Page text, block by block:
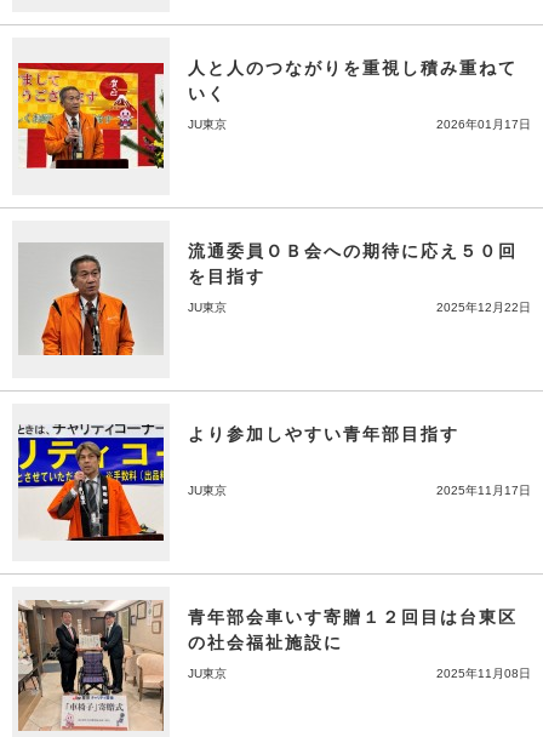
人と人のつながりを重視し積み重ねて
いく
JU東京 2026年01月17日
流通委員ＯＢ会への期待に応え５０回
を目指す
JU東京 2025年12月22日
より参加しやすい青年部目指す
JU東京 2025年11月17日
青年部会車いす寄贈１２回目は台東区
の社会福祉施設に
JU東京 2025年11月08日